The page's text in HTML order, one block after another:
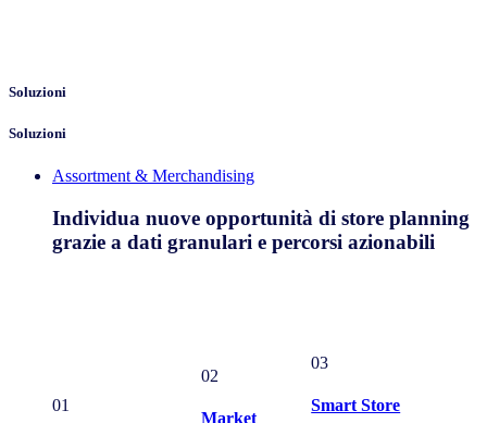
Soluzioni
Soluzioni
Assortment & Merchandising
Individua nuove opportunità di store planning
grazie a dati granulari e percorsi azionabili
01
02
Market
03
Smart Store